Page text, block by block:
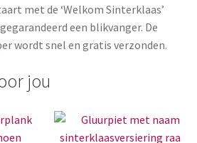
met de ‘Welkom Sinterklaas’
een blikvanger. De
wordt snel en gratis verzonden.
jou